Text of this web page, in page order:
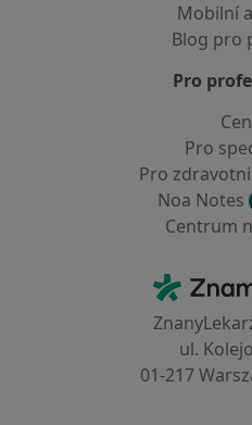
Mobilní
Blog pro
Pro
Pro
Pro
Noa Notes
Centrum
ul.
01-217